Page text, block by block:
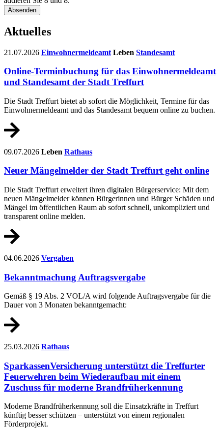
Absenden
Aktuelles
21.07.2026 Einwohnermeldeamt Leben Standesamt
Online-Terminbuchung für das Einwohnermeldeamt
und Standesamt der Stadt Treffurt
Die Stadt Treffurt bietet ab sofort die Möglichkeit, Termine für das
Einwohnermeldeamt und das Standesamt bequem online zu buchen.
09.07.2026 Leben Rathaus
Neuer Mängelmelder der Stadt Treffurt geht online
Die Stadt Treffurt erweitert ihren digitalen Bürgerservice: Mit dem
neuen Mängelmelder können Bürgerinnen und Bürger Schäden und
Mängel im öffentlichen Raum ab sofort schnell, unkompliziert und
transparent online melden.
04.06.2026 Vergaben
Bekanntmachung Auftragsvergabe
Gemäß § 19 Abs. 2 VOL/A wird folgende Auftragsvergabe für die
Dauer von 3 Monaten bekanntgemacht:
25.03.2026 Rathaus
SparkassenVersicherung unterstützt die Treffurter
Feuerwehren beim Wiederaufbau mit einem
Zuschuss für moderne Brandfrüherkennung
Moderne Brandfrüherkennung soll die Einsatzkräfte in Treffurt
künftig besser schützen – unterstützt von einem regionalen
Förderprojekt.